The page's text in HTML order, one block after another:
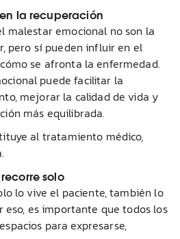
la recuperación
malestar emocional no son la
pero sí pueden influir en el
se afronta la enfermedad.
puede facilitar la
mejorar la calidad de vida y
más equilibrada.
al tratamiento médico,
solo
lo vive el paciente, también lo
eso, es importante que todos los
para expresarse,